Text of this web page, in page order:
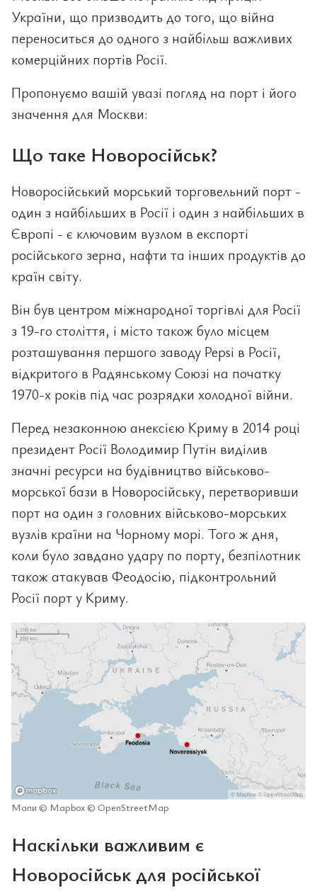
України, що призводить до того, що війна
переноситься до одного з найбільш важливих
комерційних портів Росії.
Пропонуємо вашій увазі погляд на порт і його
значення для Москви:
Що таке Новоросійськ?
Новоросійський морський торговельний порт -
один з найбільших в Росії і один з найбільших в
Європі - є ключовим вузлом в експорті
російського зерна, нафти та інших продуктів до
країн світу.
Він був центром міжнародної торгівлі для Росії
з 19-го століття, і місто також було місцем
розташування першого заводу Pepsi в Росії,
відкритого в Радянському Союзі на початку
1970-х років під час розрядки холодної війни.
Перед незаконною анексією Криму в 2014 році
президент Росії Володимир Путін виділив
значні ресурси на будівництво військово-
морської бази в Новоросійську, перетворивши
порт на один з головних військово-морських
вузлів країни на Чорному морі. Того ж дня,
коли було завдано удару по порту, безпілотник
також атакував Феодосію, підконтрольний
Росії порт у Криму.
Мапи © Mapbox © OpenStreetMap
Наскільки важливим є
Новоросійськ для російської